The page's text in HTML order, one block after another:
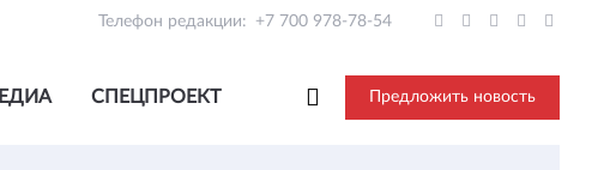
Телефон редакции: +7 700 978-78-54
СПЕЦПРОЕКТ Предложить новость